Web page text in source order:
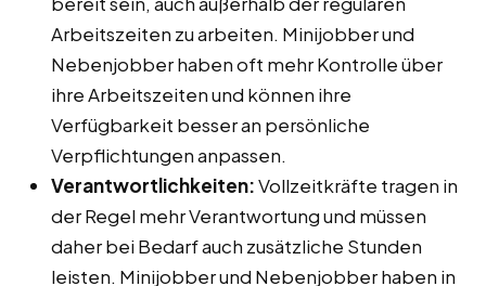
Arbeitszeiten zu arbeiten. Minijobber und
Nebenjobber haben oft mehr Kontrolle über
ihre Arbeitszeiten und können ihre
Verfügbarkeit besser an persönliche
Verpflichtungen anpassen.
Verantwortlichkeiten:Vollzeitkräfte tragen in
der Regel mehr Verantwortung und müssen
daher bei Bedarf auch zusätzliche Stunden
leisten. Minijobber und Nebenjobber haben in